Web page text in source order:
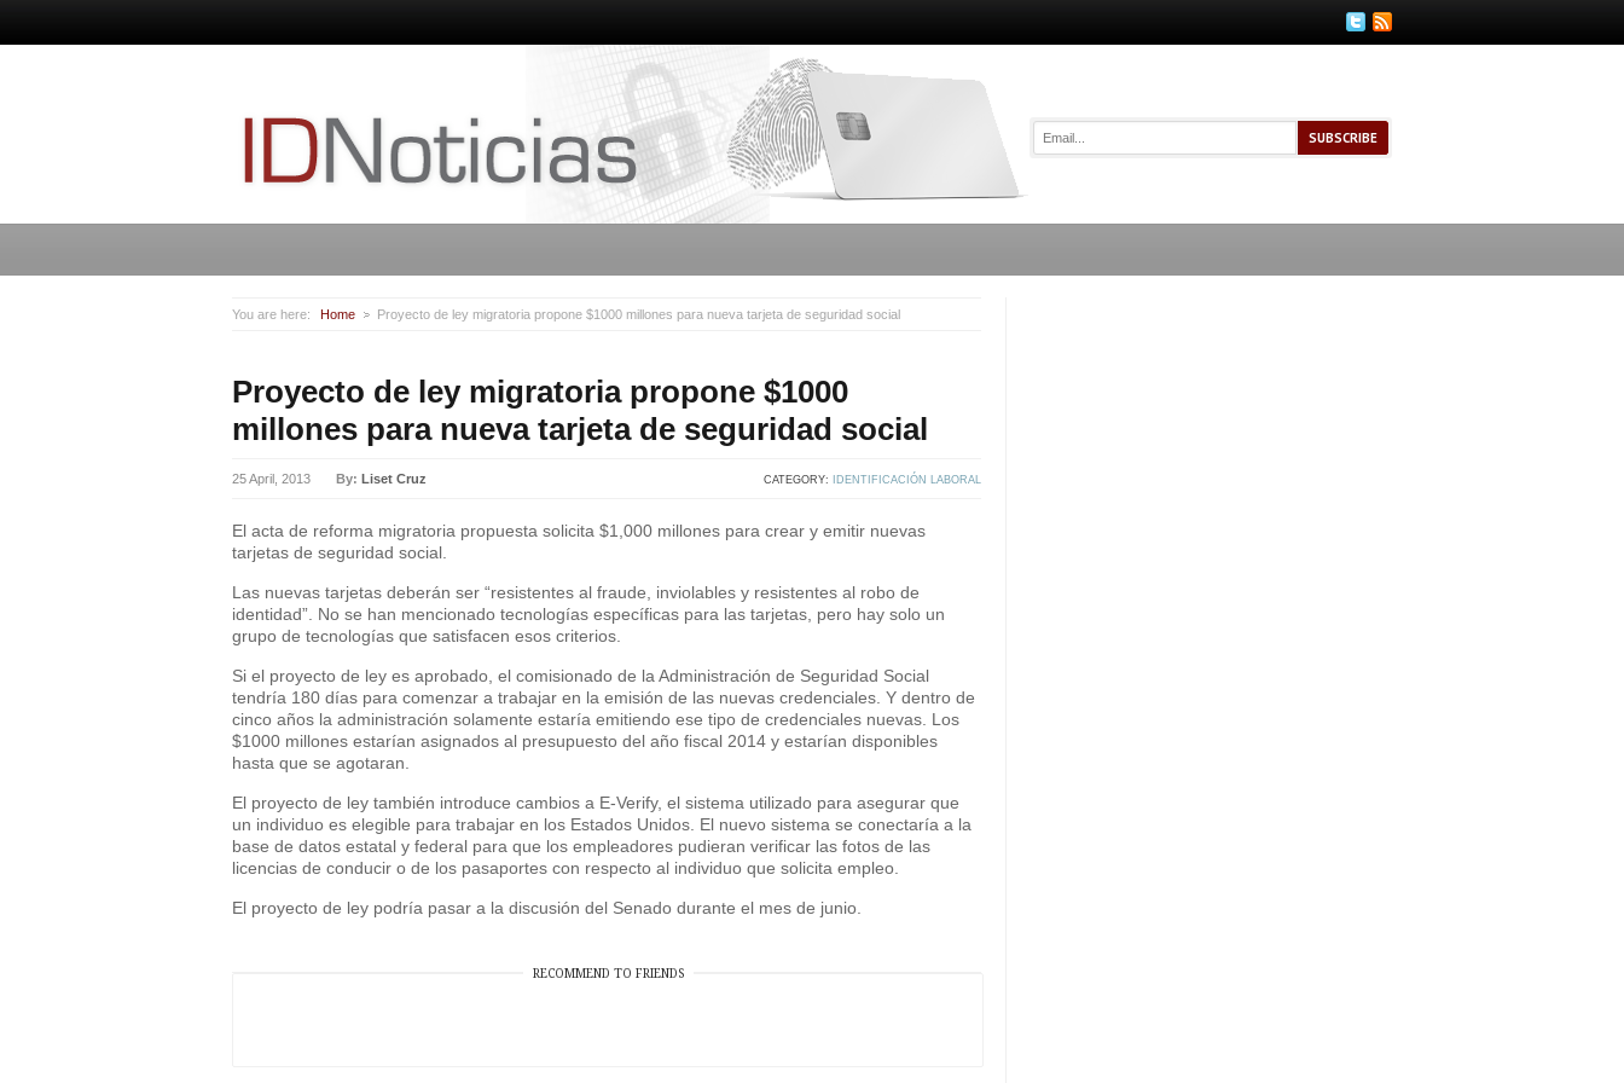
You are here: Home Proyecto de ley migratoria propone $1000 millones para nueva tarjeta de seguridad social
Proyecto de ley migratoria propone $1000
millones para nueva tarjeta de seguridad social
25 April, 2013 By: Liset Cruz CATEGORY: IDENTIFICACIÓN LABORAL
El acta de reforma migratoria propuesta solicita $1,000 millones para crear y emitir nuevas
tarjetas de seguridad social.
Las nuevas tarjetas deberán ser “resistentes al fraude, inviolables y resistentes al robo de
identidad”. No se han mencionado tecnologías específicas para las tarjetas, pero hay solo un
grupo de tecnologías que satisfacen esos criterios.
Si el proyecto de ley es aprobado, el comisionado de la Administración de Seguridad Social
tendría 180 días para comenzar a trabajar en la emisión de las nuevas credenciales. Y dentro de
cinco años la administración solamente estaría emitiendo ese tipo de credenciales nuevas. Los
$1000 millones estarían asignados al presupuesto del año fiscal 2014 y estarían disponibles
hasta que se agotaran.
El proyecto de ley también introduce cambios a E-Verify, el sistema utilizado para asegurar que
un individuo es elegible para trabajar en los Estados Unidos. El nuevo sistema se conectaría a la
base de datos estatal y federal para que los empleadores pudieran verificar las fotos de las
licencias de conducir o de los pasaportes con respecto al individuo que solicita empleo.
El proyecto de ley podría pasar a la discusión del Senado durante el mes de junio.
RECOMMEND TO FRIENDS